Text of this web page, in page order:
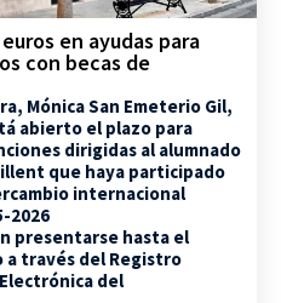
en ayudas para
con becas de
Mónica San Emeterio Gil,
abierto el plazo para
dirigidas al alumnado
que haya participado
internacional
2026
presentarse hasta el
a través del Registro
del